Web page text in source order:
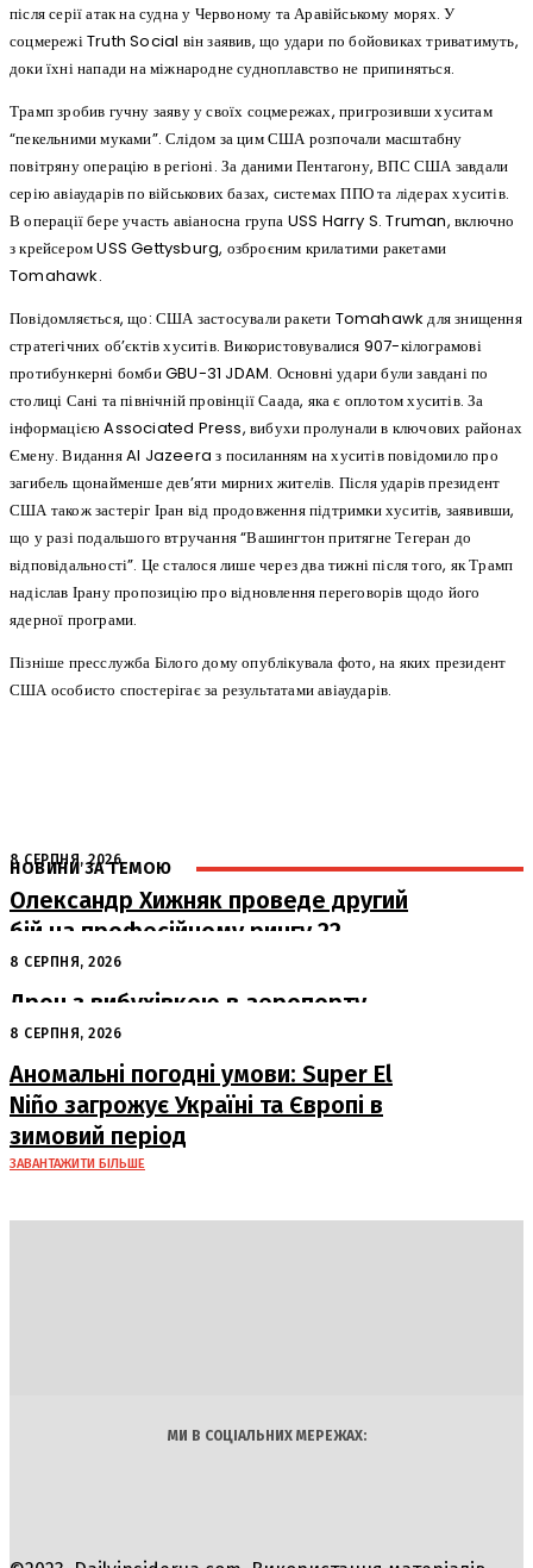
після серії атак на судна у Червоному та Аравійському морях. У
соцмережі Truth Social він заявив, що удари по бойовиках триватимуть,
доки їхні напади на міжнародне судноплавство не припиняться.
Трамп зробив гучну заяву у своїх соцмережах, пригрозивши хуситам
“пекельними муками”. Слідом за цим США розпочали масштабну
повітряну операцію в регіоні. За даними Пентагону, ВПС США завдали
серію авіаударів по військових базах, системах ППО та лідерах хуситів.
В операції бере участь авіаносна група USS Harry S. Truman, включно
з крейсером USS Gettysburg, озброєним крилатими ракетами
Tomahawk.
Повідомляється, що: США застосували ракети Tomahawk для знищення
стратегічних об’єктів хуситів. Використовувалися 907-кілограмові
протибункерні бомби GBU-31 JDAM. Основні удари були завдані по
столиці Сані та північній провінції Саада, яка є оплотом хуситів. За
інформацією Associated Press, вибухи пролунали в ключових районах
Ємену. Видання Al Jazeera з посиланням на хуситів повідомило про
загибель щонайменше дев’яти мирних жителів. Після ударів президент
США також застеріг Іран від продовження підтримки хуситів, заявивши,
що у разі подальшого втручання “Вашингтон притягне Тегеран до
відповідальності”. Це сталося лише через два тижні після того, як Трамп
надіслав Ірану пропозицію про відновлення переговорів щодо його
ядерної програми.
Пізніше пресслужба Білого дому опублікувала фото, на яких президент
США особисто спостерігає за результатами авіаударів.
НОВИНИ ЗА ТЕМОЮ
8 СЕРПНЯ, 2026
Олександр Хижняк проведе другий
бій на професійному рингу 22
серпня у Львові
8 СЕРПНЯ, 2026
Дрон з вибухівкою в аеропорту
Лейпцига: США підозрюють Росію
8 СЕРПНЯ, 2026
Аномальні погодні умови: Super El
Niño загрожує Україні та Європі в
зимовий період
ЗАВАНТАЖИТИ БІЛЬШЕ
МИ В СОЦІАЛЬНИХ МЕРЕЖАХ: